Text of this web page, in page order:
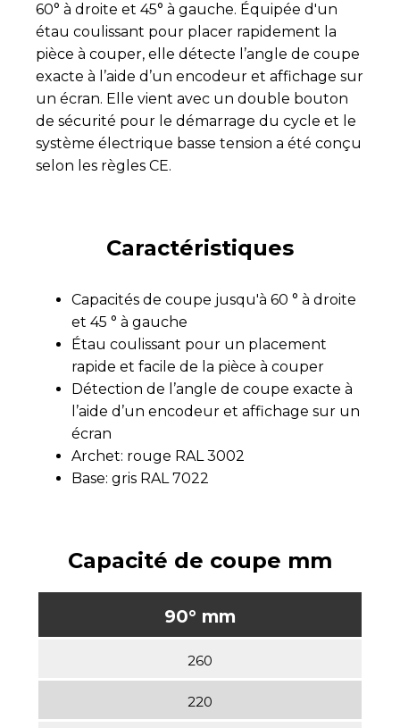
60° à droite et 45° à gauche. Équipée d'un
étau coulissant pour placer rapidement la
pièce à couper, elle détecte l’angle de coupe
exacte à l’aide d’un encodeur et affichage sur
un écran. Elle vient avec un double bouton
de sécurité pour le démarrage du cycle et le
système électrique basse tension a été conçu
selon les règles CE.
Caractéristiques
Capacités de coupe jusqu'à 60 ° à droite
et 45 ° à gauche
Étau coulissant pour un placement
rapide et facile de la pièce à couper
Détection de l’angle de coupe exacte à
l’aide d’un encodeur et affichage sur un
écran
Archet: rouge RAL 3002
Base: gris RAL 7022
Capacité de coupe mm
90° mm
260
220